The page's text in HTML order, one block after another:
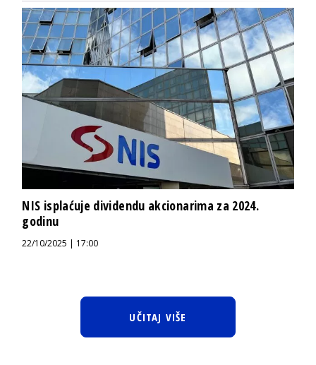
NIS isplaćuje dividendu akcionarima za 2024.
godinu
22/10/2025 | 17:00
UČITAJ VIŠE